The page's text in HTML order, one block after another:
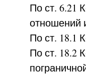
По ст. 6.21
отношений
По ст. 18.1
По ст. 18.2